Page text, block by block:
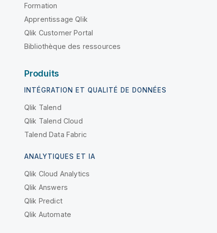
Formation
Apprentissage Qlik
Qlik Customer Portal
Bibliothèque des ressources
Produits
INTÉGRATION ET QUALITÉ DE DONNÉES
Qlik Talend
Qlik Talend Cloud
Talend Data Fabric
ANALYTIQUES ET IA
Qlik Cloud Analytics
Qlik Answers
Qlik Predict
Qlik Automate